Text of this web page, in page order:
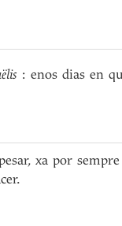
: enos dias en
xa por